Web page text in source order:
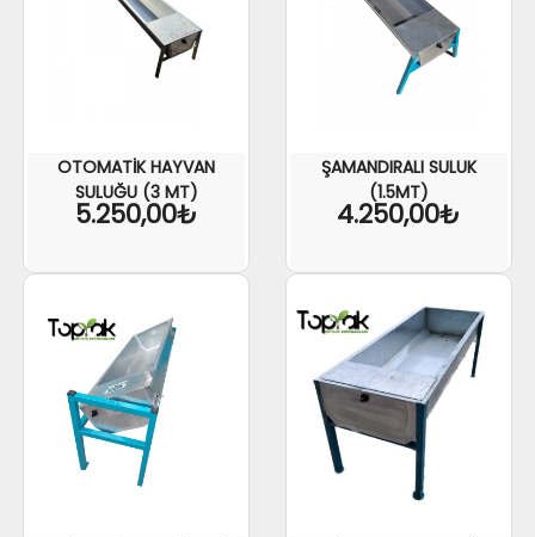
OTOMATİK HAYVAN
SULUĞU (3 MT)
5.250,00₺
ŞAMANDIRALI SULUK
(1.5MT)
4.250,00₺